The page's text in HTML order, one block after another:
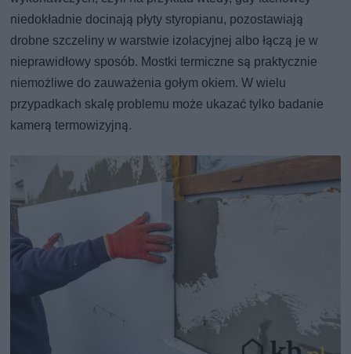
niedokładnie docinają płyty styropianu, pozostawiają
drobne szczeliny w warstwie izolacyjnej albo łączą je w
nieprawidłowy sposób. Mostki termiczne są praktycznie
niemożliwe do zauważenia gołym okiem. W wielu
przypadkach skalę problemu może ukazać tylko badanie
kamerą termowizyjną.